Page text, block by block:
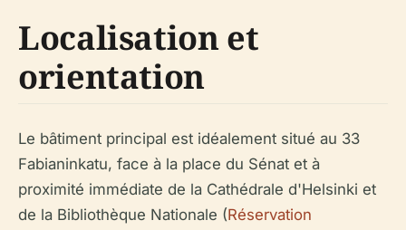
Localisation et
orientation
Le bâtiment principal est idéalement situé au 33
Fabianinkatu, face à la place du Sénat et à
proximité immédiate de la Cathédrale d'Helsinki et
de la Bibliothèque Nationale (Réservation